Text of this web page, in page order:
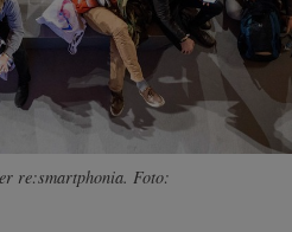
re:smartphonia. Foto: